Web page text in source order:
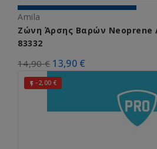
Amila
Ζώνη Άρσης Βαρών Neoprene
83332
14,90 € 13,90 €
 -2,00 €